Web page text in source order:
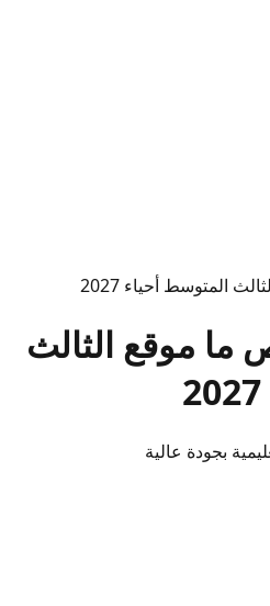
المتوسط أحياء 2027
موقع الثالث
بجودة عالية